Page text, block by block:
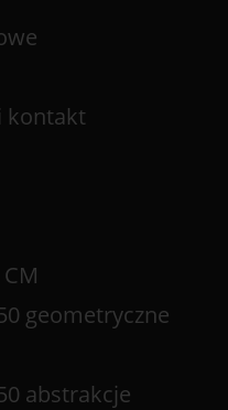
kontakt
geometryczne
abstrakcje